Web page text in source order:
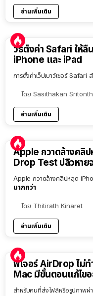
อ่านเพิ่มเติม
วิธีตั้งค่า Safari ให้ลื่
iPhone และ iPad
การตั้งค่าเว็ปเบาว์เซอร์
โดย Sasithakan
อ่านเพิ่มเติม
Apple กวาดล้างคลิ
Drop Test ปลิวหาย
Apple กวาดล้างคลิปหลุด
มากกว่า
โดย Thitirath Kinaret
อ่านเพิ่มเติม
ฟีเจอร์ AirDrop ไม่
Mac มีขั้นตอนแก้ไขอ
สำหรับคนที่ส่งไฟล์หรือรูปภาพ